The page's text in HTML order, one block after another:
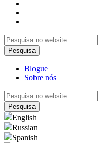
Blogue
Sobre nós
English
Russian
Spanish